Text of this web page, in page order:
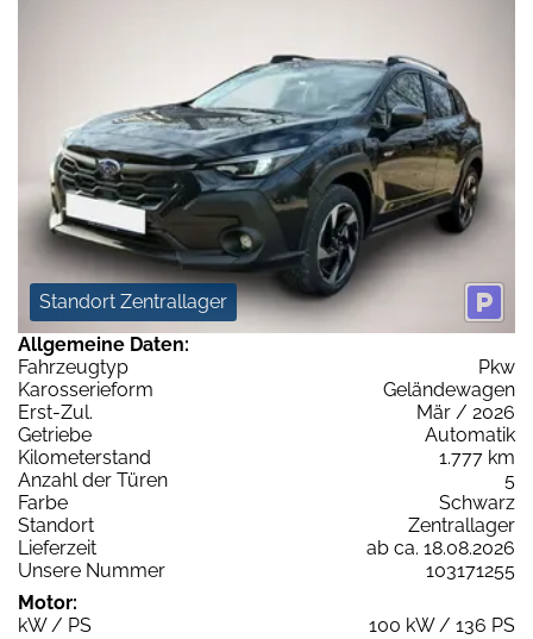
Standort Zentrallager
Allgemeine Daten:
Fahrzeugtyp
Pkw
Karosserieform
Geländewagen
Erst-Zul.
Mär / 2026
Getriebe
Automatik
Kilometerstand
1.777 km
Anzahl der Türen
5
Farbe
Schwarz
Standort
Zentrallager
Lieferzeit
ab ca. 18.08.2026
Unsere Nummer
103171255
Motor:
kW / PS
100 kW / 136 PS